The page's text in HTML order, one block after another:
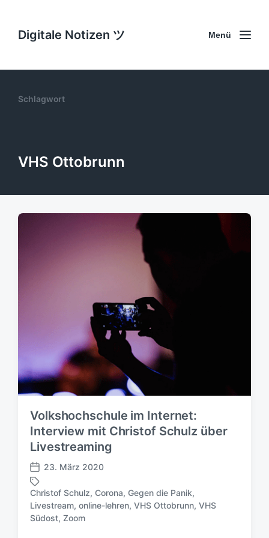
Digitale Notizen ツ Menü
Schlagwort
VHS Ottobrunn
Volkshochschule im Internet:
Interview mit Christof Schulz über
Livestreaming
V
e
r
ö
f
23. März 2020
S
c
Christof Schulz, Corona, Gegen die Panik,
Livestream, online-lehren, VHS Ottobrunn, VHS
Südost, Zoom